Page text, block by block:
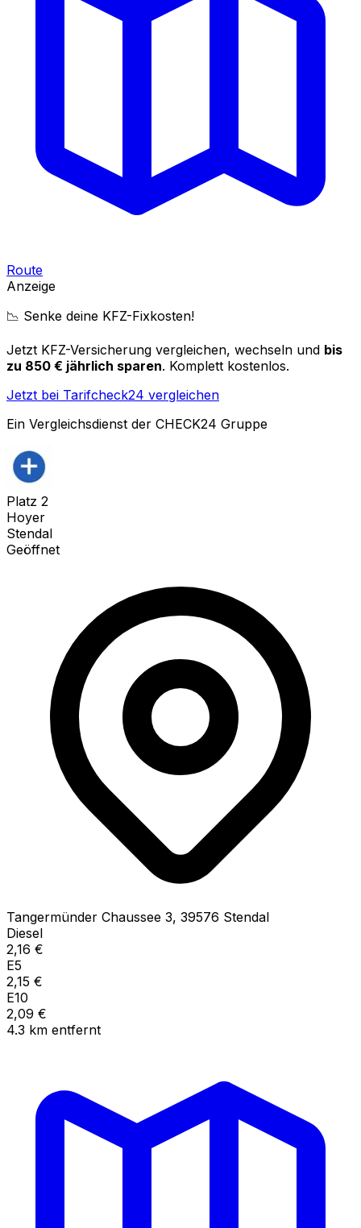
Route
Anzeige
📉 Senke deine KFZ-Fixkosten!
Jetzt KFZ-Versicherung vergleichen, wechseln und bis
zu 850 € jährlich sparen. Komplett kostenlos.
Jetzt bei Tarifcheck24 vergleichen
Ein Vergleichsdienst der CHECK24 Gruppe
Platz 2
Hoyer
Stendal
Geöffnet
Tangermünder Chaussee 3, 39576 Stendal
Diesel
2,16 €
E5
2,15 €
E10
2,09 €
4.3 km entfernt